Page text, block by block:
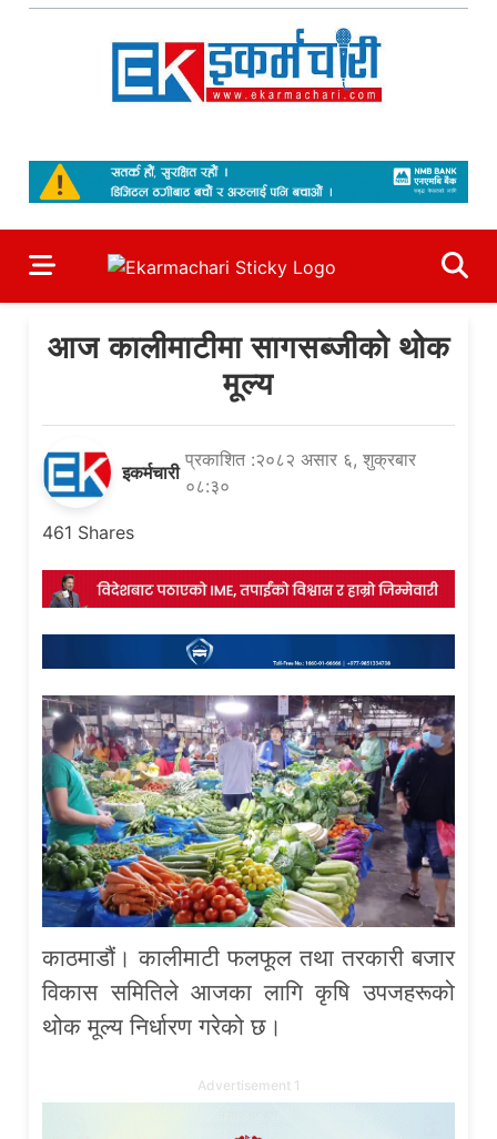
Skip
आज कालीमाटीमा सागसब्जीको थोक
मूल्य
इकर्मचारी
प्रकाशित :२०८२ असार ६, शुक्रबार
०८:३०
461 Shares
काठमाडौं। कालीमाटी फलफूल तथा तरकारी बजार
विकास समितिले आजका लागि कृषि उपजहरूको
थोक मूल्य निर्धारण गरेको छ।
Advertisement 1